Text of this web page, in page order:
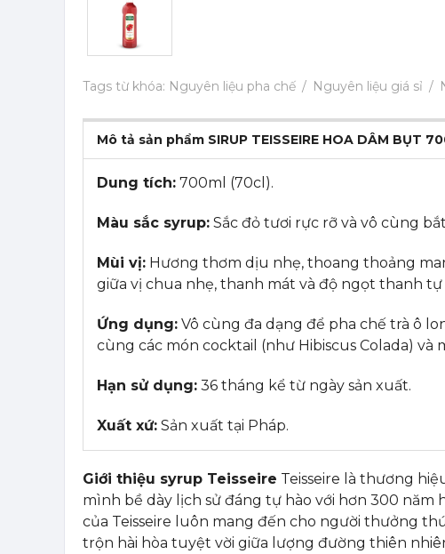
Tags từ khóa: Nguyên liệu pha chế Nguyên liệu giá sỉ
Mô tả sản phẩm SIRUP TEISSEIRE HOA DÂM BỤT
Dung tích: 700ml (70cl).
Màu sắc syrup: Sắc đỏ tươi rực rỡ và vô cùng
Mùi vị: Hương thơm dịu nhẹ, thoang thoảng
giữa vị chua nhẹ, thanh mát và độ ngọt thanh tự
Ứng dụng: Vô cùng đa dạng để pha chế trà ô
cùng các món cocktail (như Hibiscus Colada) và
Hạn sử dụng: 36 tháng kể từ ngày sản xuất.
Xuất xứ: Sản xuất tại Pháp.
Giới thiệu syrup Teisseire Teisseire là thương
mình bề dày lịch sử đáng tự hào với hơn 300 năm
của Teisseire luôn mang đến cho người thưởng
trộn hài hòa tuyệt vời giữa lượng đường thiên